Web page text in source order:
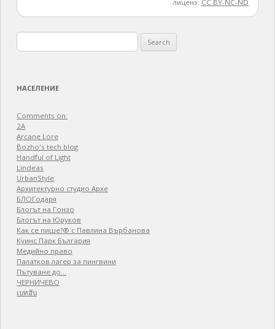
лиценз: CC BY-NC-ND
for:
НАСЕЛЕНИЕ
Comments on:
2A
Arcane Lore
Bozho's tech blog
Handful of Light
Lindeas
UrbanStyle
Архитектурно студио Архе
БЛОГодаря
Блогът на Гонзо
Блогът на Юруков
Как се пише?® с Павлина Върбанова
Куинс Парк България
Медийно право
Палатков лагер зa пингвини
Пътуване до…
ЧЕРНИЧЕВО
เบทฮับ